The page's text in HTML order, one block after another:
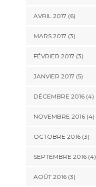
AVRIL 2017 (6)
MARS 2017 (3)
FÉVRIER 2017 (3)
JANVIER 2017 (5)
DÉCEMBRE 2016(4)
NOVEMBRE 2016(4)
OCTOBRE 2016(3)
SEPTEMBRE 2016(4)
AOÛT 2016(3)